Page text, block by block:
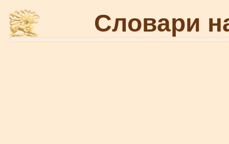
Словари